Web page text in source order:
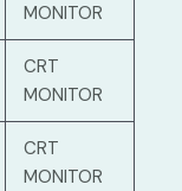
MONITOR
CRT
MONITOR
CRT
MONITOR